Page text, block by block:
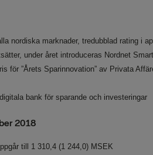
nordiska marknader, tredubblad rating i
under året introduceras Nordnet
för ”Årets Sparinnovation” av Privata
bank för sparande och investeringar
2018
till 1 310,4 (1 244,0) MSEK